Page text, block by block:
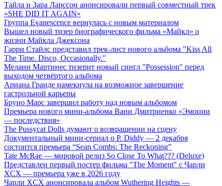
Тайла и Зара Ларссон анонсировали первый совместный трек
«SHE DID IT AGAIN»
Группа Evanescence вернулась с новым материалом
Вышел новый тизер биографического фильма «Майкл» о
жизни Майкла Джексона
Гарри Стайлс представил трек-лист нового альбома "Kiss All
The Time. Disco, Occasionally."
Мелани Мартинес тизерит новый сингл "Possession" перед
выходом четвёртого альбома
Ариана Гранде намекнула на возможное завершение
гастрольной карьеры
Бруно Марс завершил работу над новым альбомом
Премьера нового мини-альбома Вани Дмитриенко «Эмоции
— последствия»
The Pussycat Dolls думают о возвращении на сцену
Документальный мини-сериал о P. Diddy — 2 декабря
состоится премьера “Sean Combs: The Reckoning”
Tate McRae — мировой релиз So Close To What??? (Deluxe)
Представлен первый постер фильма "The Moment" с Чарли
XCX — премьера уже в 2026 году
Чарли XCX анонсировала альбом Wuthering Heights —